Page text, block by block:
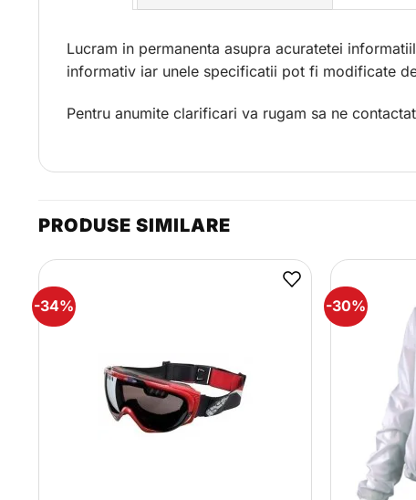
Lucram in permanenta asupra acuratetei
informativ iar unele specificatii pot fi modificate
Pentru anumite clarificari va rugam sa ne
PRODUSE SIMILARE
-34% -30%